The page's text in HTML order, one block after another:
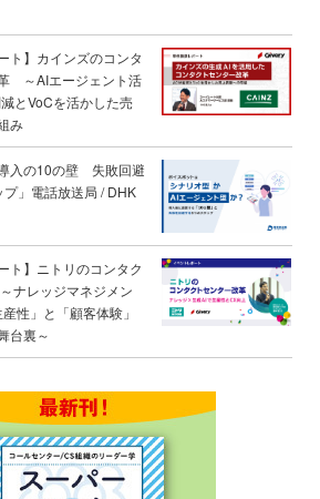
ト】カインズのコンタ
～AIエージェント活
とVoCを活かした売
み
導入の10の壁 失敗回避
」電話放送局 / DHK
ト】ニトリのコンタク
ナレッジマネジメン
性」と「顧客体験」
台裏～